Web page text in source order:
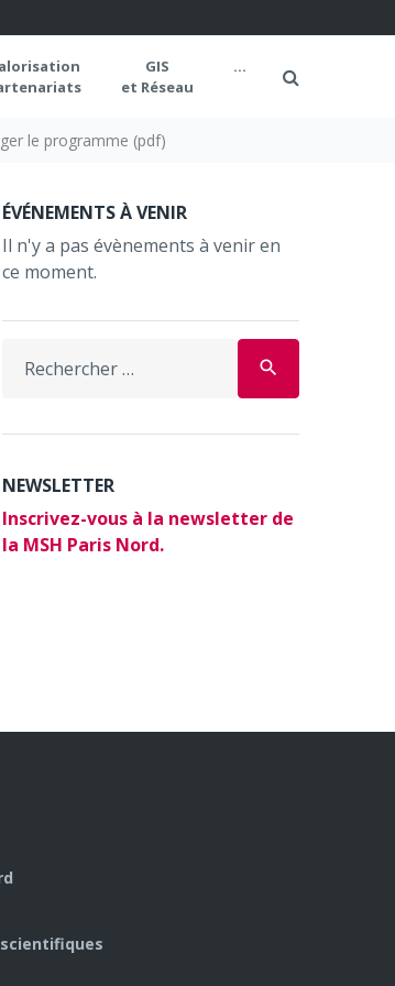
GIS
et Réseau
...
le programme (pdf)
ÉVÉNEMENTS À VENIR
Il n'y a pas évènements à venir en
ce moment.
for:
search
NEWSLETTER
Inscrivez-vous à la newsletter de
la MSH Paris Nord.